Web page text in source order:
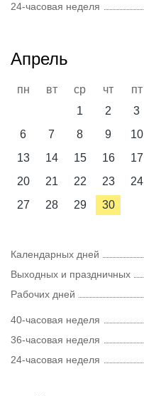
24-часовая неделя
Апрель
пн вт ср чт пт
1
2 3
6
7 8 9 10
13
14 15 16 17
20
21 22 23 24
27
28 29 30
Календарных дней
Выходных и праздничных
Рабочих дней
40-часовая неделя
36-часовая неделя
24-часовая неделя